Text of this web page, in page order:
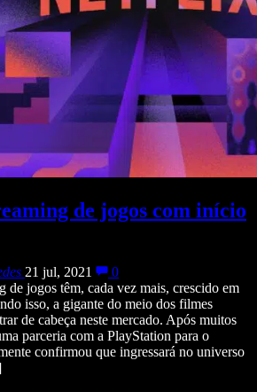
de jogos com início
21 jul, 2021
0
de jogos têm, cada vez mais, crescido em
isso, a gigante do meio dos filmes
de cabeça neste mercado. Após muitos
parceria com a PlayStation para o
confirmou que ingressará no universo